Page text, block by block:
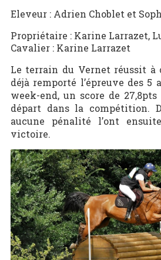
Eleveur : Adrien Choblet et
Propriétaire : Karine Larrazet,
Cavalier : Karine Larrazet
Le terrain du Vernet réussit à
déjà remporté l’épreuve des 5
week-end, un score de
départ dans la compétition.
aucune pénalité l’ont
victoire.